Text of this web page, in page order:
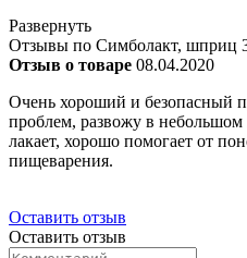
Развернуть
Отзывы по Симболакт, шприц
Отзыв о товаре 08.04.2020
Очень хороший и безопасный
проблем, развожу в небольшом
лакает, хорошо помогает от
пищеварения.
Оставить отзыв
Оставить отзыв